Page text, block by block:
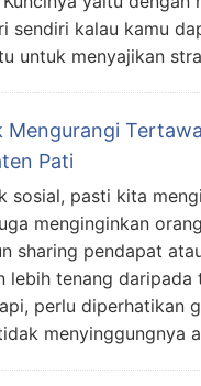
sendiri kalau kamu
untuk menyajikan
Mengurangi
Pati
sosial, pasti kita
menginginkan
sharing pendapat
lebih tenang
perlu diperhatikan
menyinggungnya